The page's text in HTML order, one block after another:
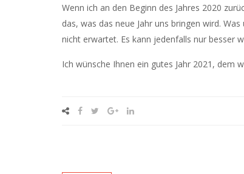
Wenn ich an den Beginn des Jahres 2020
das, was das neue Jahr uns bringen wird.
nicht erwartet. Es kann jedenfalls nur besser
Ich wünsche Ihnen ein gutes Jahr 2021, dem